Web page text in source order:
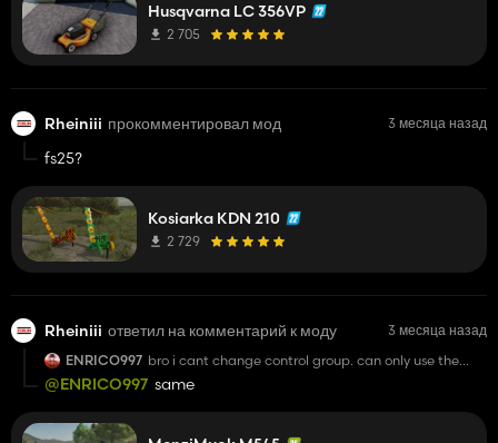
Husqvarna LC 356VP
2 705
Rheiniii прокомментировал мод 3 месяца назад
fs25?
Kosiarka KDN 210
2 729
Rheiniii ответил на комментарий к моду
3 месяца назад
ENRICO997 bro i cant change control group. can only use the
@ENRICO997 same